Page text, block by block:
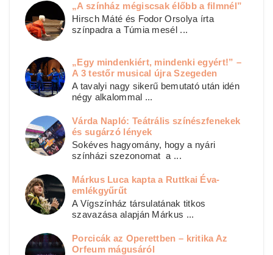
„A színház mégiscsak élőbb a filmnél”
Hirsch Máté és Fodor Orsolya írta
színpadra a Túmia mesél ...
„Egy mindenkiért, mindenki egyért!” –
A 3 testőr musical újra Szegeden
A tavalyi nagy sikerű bemutató után idén
négy alkalommal ...
Várda Napló: Teátrális színészfenekek
és sugárzó lények
Sokéves hagyomány, hogy a nyári
színházi szezonomat a ...
Márkus Luca kapta a Ruttkai Éva-
emlékgyűrűt
A Vígszínház társulatának titkos
szavazása alapján Márkus ...
Porcicák az Operettben – kritika Az
Orfeum mágusáról